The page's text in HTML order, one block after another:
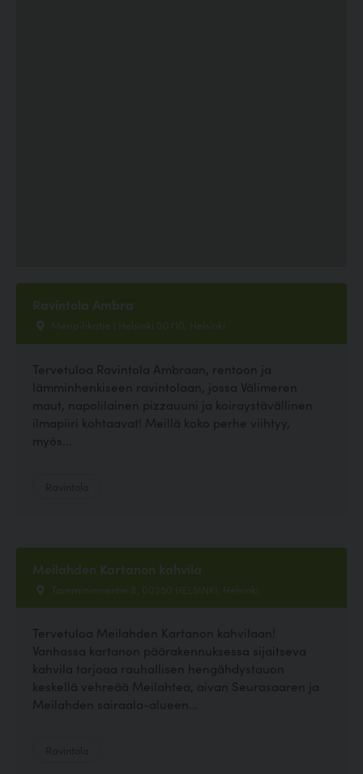
Ravintola Ambra
Meripihkatie 1 Helsinki 00710, Helsinki
Tervetuloa Ravintola Ambraan, rentoon ja
lämminhenkiseen ravintolaan, jossa Välimeren
maut, napolilainen pizzauuni ja koiraystävällinen
ilmapiiri kohtaavat! Meillä koko perhe viihtyy,
myös...
Meilahden Kartanon kahvila
Tamminiementie 8, 00250 HELSINKI, Helsinki
Tervetuloa Meilahden Kartanon kahvilaan!
Vanhassa kartanon päärakennuksessa sijaitseva
kahvila tarjoaa rauhallisen hengähdystauon
keskellä vehreää Meilahtea, aivan Seurasaaren ja
Meilahden sairaala-alueen...